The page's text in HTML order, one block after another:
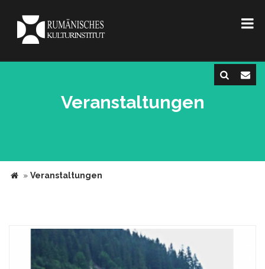
Veranstaltungen
» Veranstaltungen